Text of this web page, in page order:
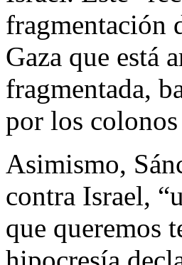
fragmentación
Gaza que está
fragmentada,
por los
Asimismo,
contra Israel,
que queremos